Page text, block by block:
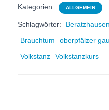
Kategorien: ALLGEMEIN
Schlagwörter: Beratzhausen
Brauchtum
oberpfälzer
Volkstanz
Volkstanzkurs